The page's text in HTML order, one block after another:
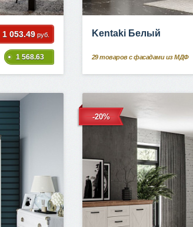
1 053.49 руб.
1 568.63
Kentaki Белый
29 товаров с фасадами из МДФ
-20%